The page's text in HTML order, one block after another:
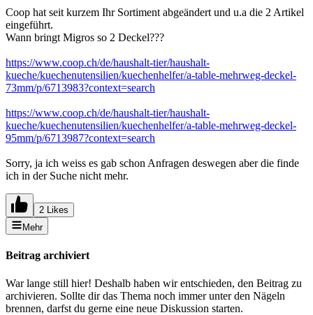
Coop hat seit kurzem Ihr Sortiment abgeändert und u.a die 2 Artikel
eingeführt.
Wann bringt Migros so 2 Deckel???
https://www.coop.ch/de/haushalt-tier/haushalt-
kueche/kuechenutensilien/kuechenhelfer/a-table-mehrweg-deckel-
73mm/p/6713983?context=search
https://www.coop.ch/de/haushalt-tier/haushalt-
kueche/kuechenutensilien/kuechenhelfer/a-table-mehrweg-deckel-
95mm/p/6713987?context=search
Sorry, ja ich weiss es gab schon Anfragen deswegen aber die finde
ich in der Suche nicht mehr.
2 Likes
Mehr
Beitrag archiviert
War lange still hier! Deshalb haben wir entschieden, den Beitrag zu
archivieren. Sollte dir das Thema noch immer unter den Nägeln
brennen, darfst du gerne eine neue Diskussion starten.